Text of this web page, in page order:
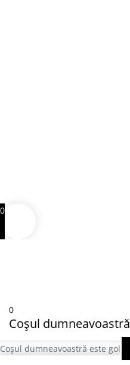
0
0
Coșul dumneavoastră
Coșul dumneavoastră este gol